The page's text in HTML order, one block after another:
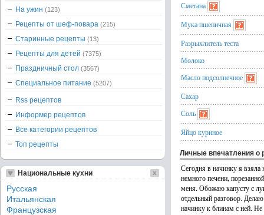
Сметана
Мука пшеничная
Разрыхлитель теста
Молоко
Масло подсолнечное
Сахар
Соль
Яйцо куриное
Личные впечатления о
Сегодня в начинку я взяла
немного печени,
меня. Обожаю капусту с
отдельный разговор.
начинку к блинам с ней.
На ужин (123)
Рецепты от шеф-повара (215)
Старинные рецепты (13)
Рецепты для детей (7375)
Праздничный стол (3567)
Специальное питание (5207)
Rss рецептов
Информер рецептов
Все категории рецептов
Топ рецепты
Национальные кухни
Русская
Итальянская
Французская